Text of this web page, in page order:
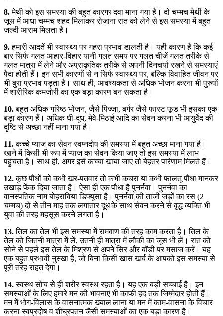
8.मेथी को इस समस्या की बहुत कारगर दवा माना गया है। दो चम्मच मेथी के
जूस में आधा चम्मच शहद मिलाकर रोजाना रात को लेने से इस समस्या में बहुत
जल्दी आराम मिलता है।
9.हमारी आदतें भी स्वास्थ्य पर गहरा प्रभाव डालती है। यही कारण है कि कई
बार सिर्फ गलत आहार-विहार यानी गलत समय पर गलत चीजें गलत तरीके से
गलत मात्रा में लेने और अप्राकृतिक तरीके से अपनी दिनचर्या रखने से समस्याएं
पैदा होती हैं। इन सभी कारणों से न सिर्फ स्वास्थ्य पर, बल्कि विवाहित जीवन पर
भी बुरा प्रभाव पड़ता है। साथ ही, आवश्यकता से अधिक भोजन करना भी पुरुषों
में शारीरिक कमजोरी का एक बड़ा कारण बन सकता है।
10.बहुत अधिक गरिष्ठ भोजन, जैसे पिज्जा, बर्गर जैसे फास्ट फूड भी इसका एक
बड़ा कारण हैं। अधिक घी-दूध, मेवे-मिठाई आदि का सेवन करना भी आयुर्वेद की
दृष्टि से अच्छा नहीं माना गया है।
11.कच्चे प्याज का सेवन स्वप्नदोष की समस्या में बहुत अच्छा माना गया है।
खाने में किसी भी रूप में प्याज का सेवन किया जाए तो इस समस्या में लाभ
पहुंचता है। साथ ही, अगर इसे कच्चा खाया जाए तो बेहतर परिणाम मिलते हैं।
12.कुछ पौधों को कभी खर-पतवार तो कभी कचरा या कभी फालतू पौधा मानकर
उखाड़ फेंक दिया जाता है। ऐसा ही एक पौधा है पुनर्नवा। पुनर्नवा का
वानस्पतिक नाम बोहराविया डिफ्यूसा है। पुनर्नवा की ताजी जड़ों का रस (2
चम्मच) दो से तीन माह तक लगातार दूध के साथ सेवन करने से वृद्ध व्यक्ति भी
युवा की तरह महसूस करने लगता है।
13.तिल का तेल भी इस समस्या में रामबाण की तरह काम करता है। तिल के
तेल को जितनी मात्रा में लें, उतनी ही मात्रा में लौकी का जूस भी लें। रात को
सोने से पहले इस तेल के मिश्रण से अपने सिर और बॉडी पर मसाज करें। यह
एक बहुत प्रभावी नुस्खा है, जो बिना किसी खास खर्च के आपको इस समस्या से
पूरी तरह राहत देगा।
14.स्वस्थ सोच से ही शरीर स्वस्थ रहता है। यह एक बड़ी सच्चाई है। इन
समस्याओं के लिए हमारे मन की भावनाएं भी काफी हद तक जिम्मेदार होती हैं।
मन में भोग-विलास के वासनात्मक ख्याल लाना या मन में काम-वासना के विचार
करना स्वप्रदोष व शीघ्रपतन जैसी समस्याओं का एक बड़ा कारण है।